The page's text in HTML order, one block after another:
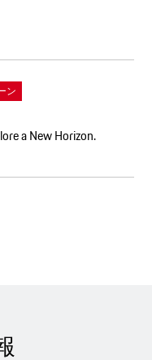
ン
a New Horizon.